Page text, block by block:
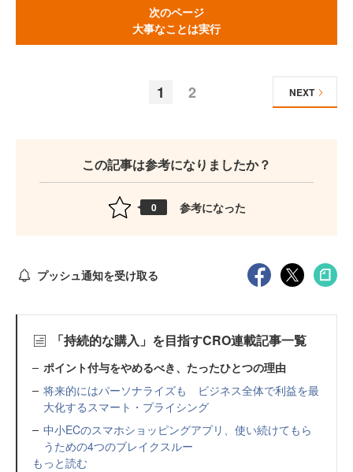
次のページ
大事なことは実行
1 2 NEXT
この記事は参考になりましたか？
0 参考になった
プッシュ通知を受け取る
「持続的な購入」を目指すCRO連載記事一覧
ポイント付与をやめるべき、たったひとつの理由
将来的にはパーソナライズも ビジネス全体で利益を最
大化するスマート・プライシング
中小ECのスマホショッピングアプリ、使い続けてもら
うための4つのブレイクスルー
もっと読む